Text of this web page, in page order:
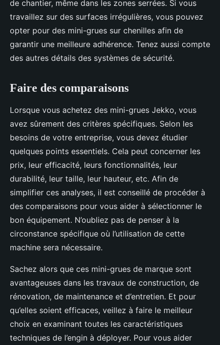
de chantier, même dans les zones serrées. Si vous
travaillez sur des surfaces irrégulières, vous pouvez
opter pour des mini-grues sur chenilles afin de
garantir une meilleure adhérence. Tenez aussi compte
des autres détails des systèmes de sécurité.
Faire des comparaisons
Lorsque vous achetez des mini-grues Jekko, vous
avez sûrement des critères spécifiques. Selon les
besoins de votre entreprise, vous devez étudier
quelques points essentiels. Cela peut concerner les
prix, leur efficacité, leurs fonctionnalités, leur
durabilité, leur taille, leur hauteur, etc. Afin de
simplifier ces analyses, il est conseillé de procéder à
des comparaisons pour vous aider à sélectionner le
bon équipement. N’oubliez pas de penser à la
circonstance spécifique où l’utilisation de cette
machine sera nécessaire.
Sachez alors que ces mini-grues de marque sont
avantageuses dans les travaux de construction, de
rénovation, de maintenance et d’entretien. Et pour
qu’elles soient efficaces, veillez à faire le meilleur
choix en examinant toutes les caractéristiques
techniques de l’engin à déployer. Pour vous aider